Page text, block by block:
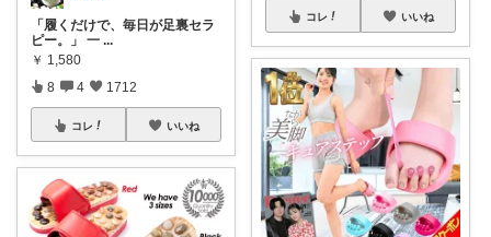
​「履くだけで、毎日が足裏セラ
ピー。」 一 ...
￥ 1,580
8 4 1712
コレ いいね
コレ いいね